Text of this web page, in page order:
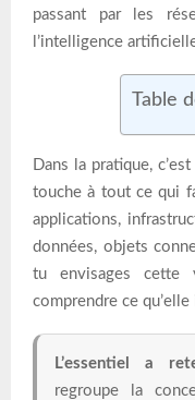
passant par les
l’intelligence
Table
Dans la pratique,
touche à tout ce qui
applications,
données, objets
tu envisages
comprendre ce
L’essentiel a
regroupe la